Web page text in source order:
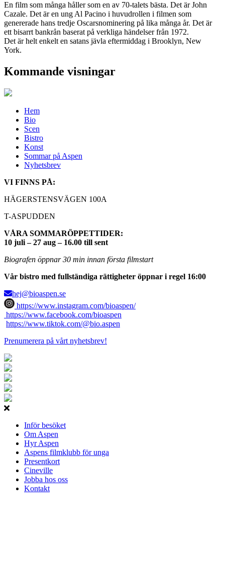
En film som många håller som en av 70-talets bästa. Det är John
Cazale. Det är en ung Al Pacino i huvudrollen i filmen som
genererade hans tredje Oscarsnominering på lika många år. Det är
ett bisarrt bankrån baserat på verkliga händelser från 1972.
Det är helt enkelt en satans jävla eftermiddag i Brooklyn, New
York.
Kommande visningar
Hem
Bio
Scen
Bistro
Konst
Sommar på Aspen
Nyhetsbrev
VI FINNS PÅ:
HÄGERSTENSVÄGEN 100A
T-ASPUDDEN
VÅRA SOMMARÖPPETTIDER:
10 juli – 27 aug – 16.00 till sent
Biografen öppnar 30 min innan första filmstart
Vår bistro med fullständiga rättigheter öppnar i regel 16:00
hej@bioaspen.se
https://www.instagram.com/bioaspen/
https://www.facebook.com/bioaspen
https://www.tiktok.com/@bio.aspen
Prenumerera på vårt nyhetsbrev!
Inför besöket
Om Aspen
Hyr Aspen
Aspens filmklubb för unga
Presentkort
Cineville
Jobba hos oss
Kontakt